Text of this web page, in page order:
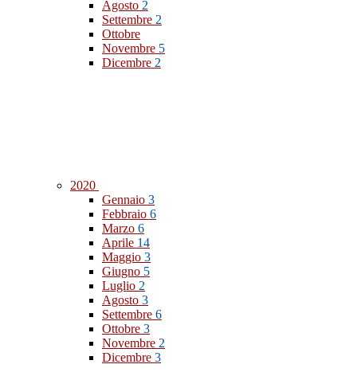
Agosto 2
Settembre 2
Ottobre
Novembre 5
Dicembre 2
2020
Gennaio 3
Febbraio 6
Marzo 6
Aprile 14
Maggio 3
Giugno 5
Luglio 2
Agosto 3
Settembre 6
Ottobre 3
Novembre 2
Dicembre 3